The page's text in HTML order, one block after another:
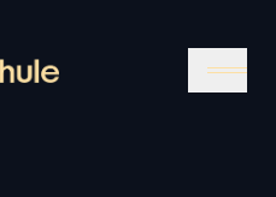
startsidan